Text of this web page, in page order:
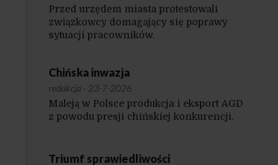
Przed urzędem miasta protestowali
związkowcy domagający się poprawy
sytuacji pracowników.
Chińska inwazja
redakcja · 23-7-2026
Maleją w Polsce produkcja i eksport AGD
z powodu presji chińskiej konkurencji.
Triumf sprawiedliwości